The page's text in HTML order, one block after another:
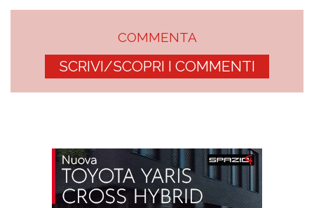
COMMENTA
SCRIVI/SCOPRI I COMMENTI